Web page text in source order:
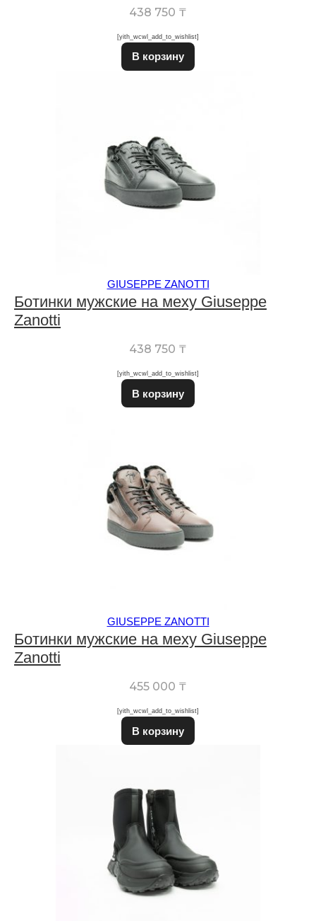
438 750 ₸
[yith_wcwl_add_to_wishlist]
В корзину Этот товар имеет
GIUSEPPE ZANOTTI
Ботинки мужские на меху Giuseppe
Zanotti
438 750 ₸
[yith_wcwl_add_to_wishlist]
В корзину Этот товар имеет
GIUSEPPE ZANOTTI
Ботинки мужские на меху Giuseppe
Zanotti
455 000 ₸
[yith_wcwl_add_to_wishlist]
В корзину Этот товар имеет